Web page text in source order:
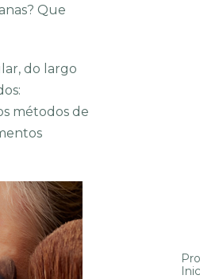
Que
do largo
métodos de